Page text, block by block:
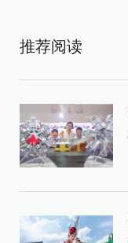
推荐阅读